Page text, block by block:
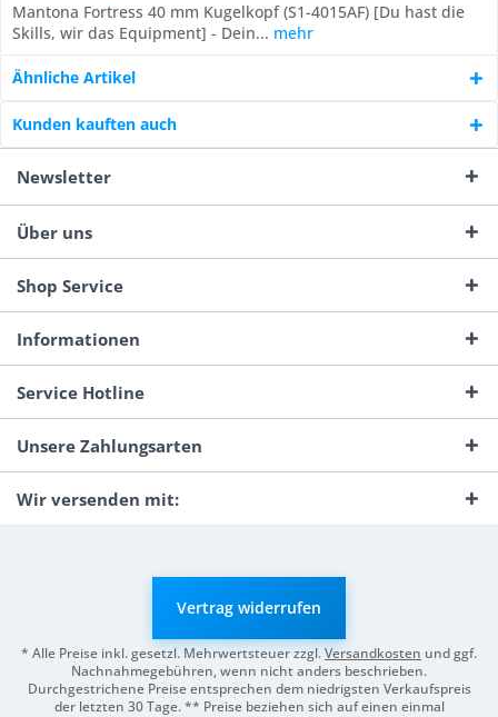
Mantona Fortress 40 mm Kugelkopf (S1-4015AF) [Du hast die
Skills, wir das Equipment] - Dein... mehr
Ähnliche Artikel
Kunden kauften auch
Newsletter
Über uns
Shop Service
Informationen
Service Hotline
Unsere Zahlungsarten
Wir versenden mit:
Vertrag widerrufen
* Alle Preise inkl. gesetzl. Mehrwertsteuer zzgl.Versandkosten und ggf.
Nachnahmegebühren, wenn nicht anders beschrieben.
Durchgestrichene Preise entsprechen dem niedrigsten Verkaufspreis
der letzten 30 Tage. ** Preise beziehen sich auf einen einmal